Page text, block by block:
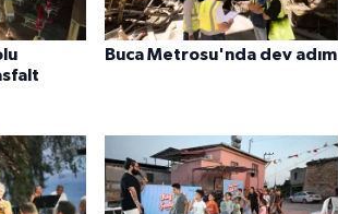
Buca Metrosu'nda dev adım